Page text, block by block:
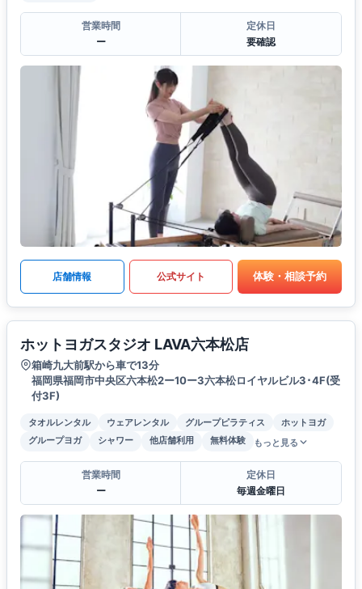
営業時間
ー
定休日
要確認
店舗情報 公式サイト 体験・相談予約
ホットヨガスタジオ LAVA六本松店
箱崎九大前駅から車で13分
福岡県福岡市中央区六本松2ー10ー3六本松ロイヤルビル3･4F(受
付3F)
タオルレンタル ウェアレンタル グループピラティス
ホットヨガ
グループヨガ
シャワー 他店舗利用 無料体験 もっと見る
営業時間
ー
定休日
毎週金曜日